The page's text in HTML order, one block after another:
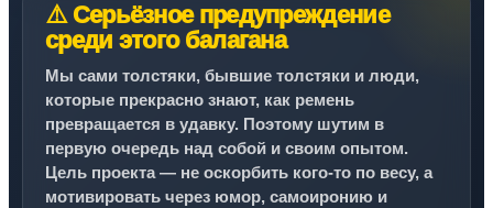
⚠️ Серьёзное предупреждение
среди этого балагана
Мы сами толстяки, бывшие толстяки и люди,
которые прекрасно знают, как ремень
превращается в удавку. Поэтому шутим в
первую очередь над собой и своим опытом.
Цель проекта — не оскорбить кого-то по весу, а
мотивировать через юмор, самоиронию и